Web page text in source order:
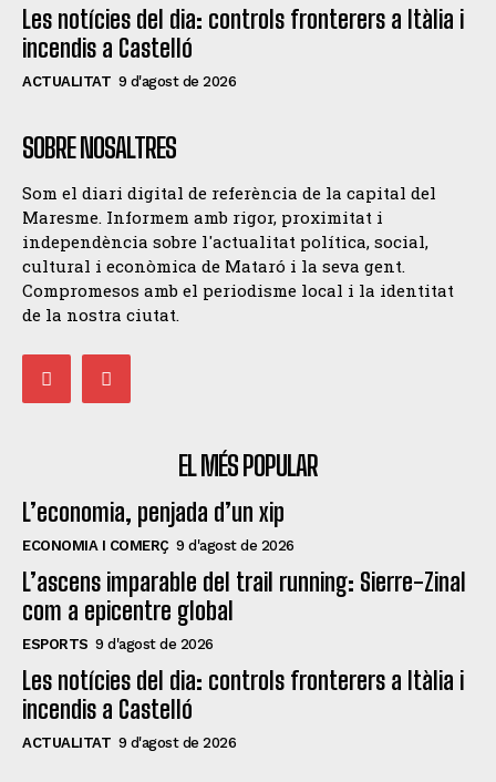
Les notícies del dia: controls fronterers a Itàlia i
incendis a Castelló
ACTUALITAT 9 d'agost de 2026
SOBRE NOSALTRES
Som el diari digital de referència de la capital del
Maresme. Informem amb rigor, proximitat i
independència sobre l'actualitat política, social,
cultural i econòmica de Mataró i la seva gent.
Compromesos amb el periodisme local i la identitat
de la nostra ciutat.
EL MÉS POPULAR
L’economia, penjada d’un xip
ECONOMIA I COMERÇ 9 d'agost de 2026
L’ascens imparable del trail running: Sierre-Zinal
com a epicentre global
ESPORTS 9 d'agost de 2026
Les notícies del dia: controls fronterers a Itàlia i
incendis a Castelló
ACTUALITAT 9 d'agost de 2026